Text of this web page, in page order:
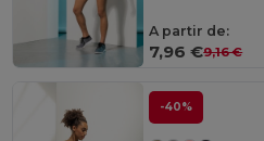
A partir de:
7,96 €9,16 €
-40%